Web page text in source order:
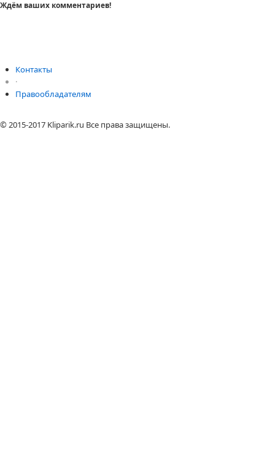
Ждём ваших комментариев!
Контакты
·
Правообладателям
© 2015-2017 Kliparik.ru Все права защищены.